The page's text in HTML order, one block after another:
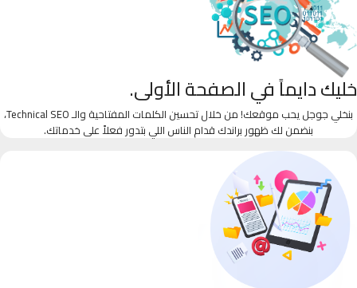
خليك دايماً في الصفحة الأولى.
بنخلي جوجل يحب موقعك! من خلال تحسين الكلمات المفتاحية والـ Technical SEO،
بنضمن لك ظهور براندك قدام الناس اللي بتدور فعلاً على خدماتك.